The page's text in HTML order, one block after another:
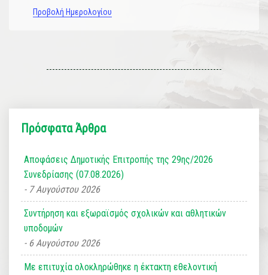
Προβολή Ημερολογίου
Πρόσφατα Άρθρα
Αποφάσεις Δημοτικής Επιτροπής της 29ης/2026
Συνεδρίασης (07.08.2026)
7 Αυγούστου 2026
Συντήρηση και εξωραϊσμός σχολικών και αθλητικών
υποδομών
6 Αυγούστου 2026
Με επιτυχία ολοκληρώθηκε η έκτακτη εθελοντική